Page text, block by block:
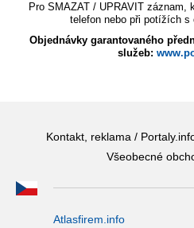
Pro SMAZAT / UPRAVIT záznam,
telefon nebo při potížích s
Objednávky garantovaného
služeb:
Kontakt, reklama /
Všeobecné
Atlasfirem.info